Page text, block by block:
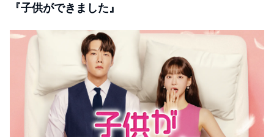
『子供ができました』